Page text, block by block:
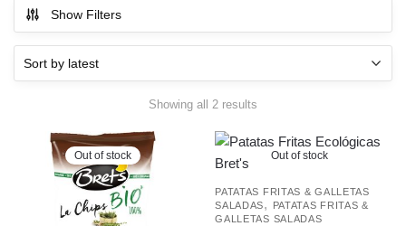
Show Filters
Showing all 2 results
latest
Out of stock Out of stock
PATATAS FRITAS & GALLETAS
SALADAS,
PATATAS FRITAS &
GALLETAS SALADAS